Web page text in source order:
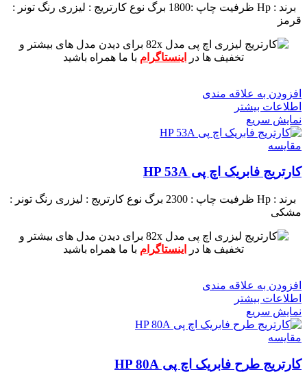
برند : Hp ظرفیت چاپ :1800 برگ نوع کارتریج : لیزری رنگ تونر :
قرمز
برای دیدن مدل های بیشتر و
تخفیف ها در
اینستاگرام با ما همراه باشید
افزودن به علاقه مندی
اطلاعات بیشتر
نمایش سریع
مقايسه
کارتریج فابریک اچ پی HP 53A
برند : Hp ظرفیت چاپ : 2300 برگ نوع کارتریج : لیزری رنگ تونر :
مشکی
برای دیدن مدل های بیشتر و
تخفیف ها در
اینستاگرام با ما همراه باشید
افزودن به علاقه مندی
اطلاعات بیشتر
نمایش سریع
مقايسه
کارتریج طرح فابریک اچ پی HP 80A